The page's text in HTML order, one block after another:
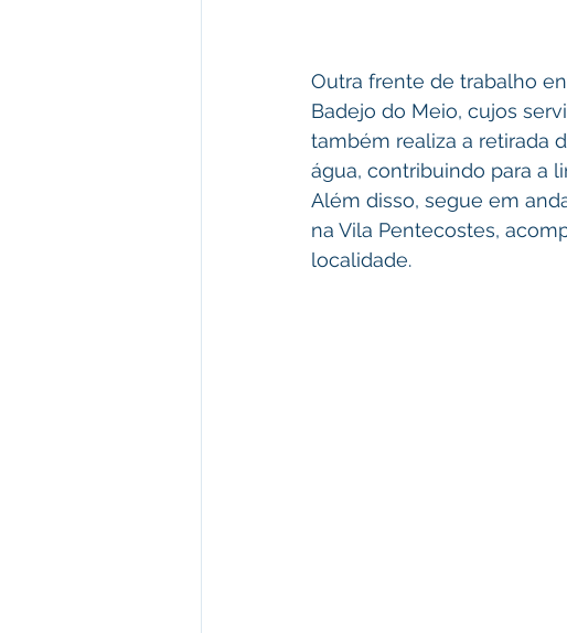
Outra frente de trabalho
Badejo do Meio, cujos
também realiza a retirada
água, contribuindo para a
Além disso, segue em
na Vila Pentecostes,
localidade.